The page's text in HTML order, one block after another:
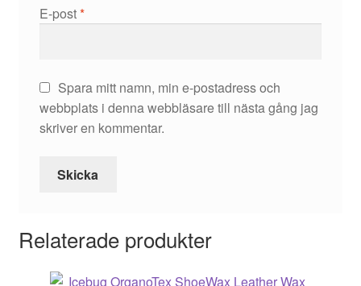
E-post*
Spara mitt namn, min e-postadress och
webbplats i denna webbläsare till nästa gång jag
skriver en kommentar.
Relaterade produkter